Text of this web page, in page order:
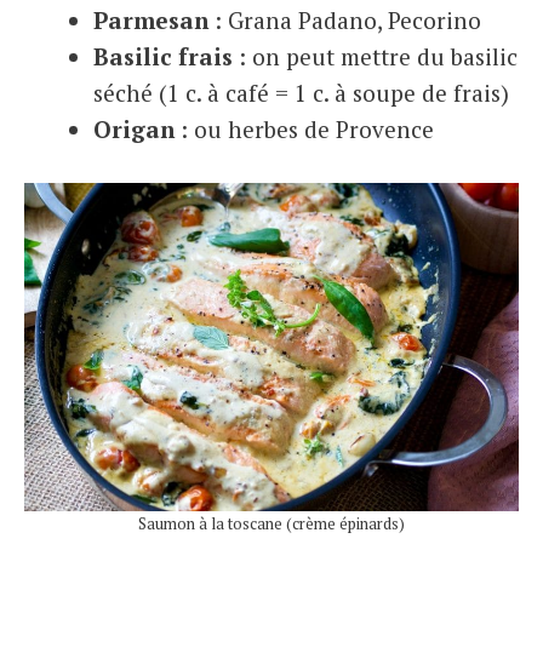
Parmesan: Grana Padano, Pecorino
Basilic frais : on peut mettre du basilic
séché (1 c. à café = 1 c. à soupe de frais)
Origan: ou herbes de Provence
Saumon à la toscane (crème épinards)